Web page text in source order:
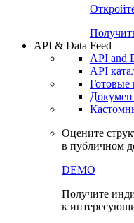
API & Data Feed
API and
Готовые
в публичном